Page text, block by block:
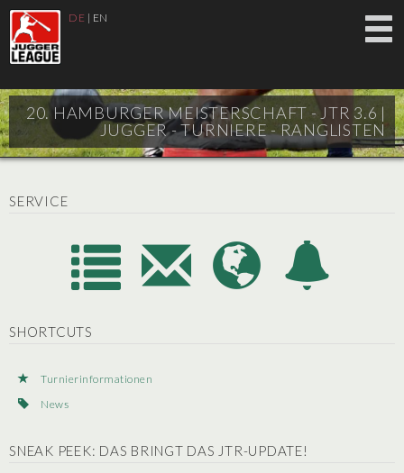
DE | EN
20. HAMBURGER MEISTERSCHAFT - JTR 3.6 |
JUGGER - TURNIERE - RANGLISTEN
SERVICE
SHORTCUTS
Turnierinformationen
News
SNEAK PEEK: DAS BRINGT DAS JTR-UPDATE!